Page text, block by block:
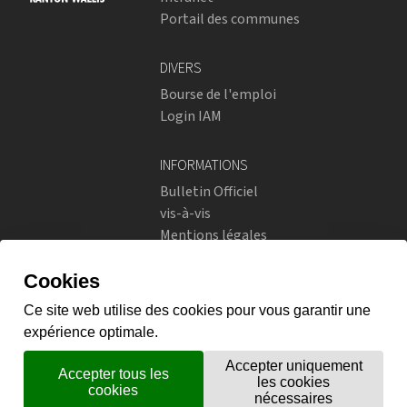
Portail des communes
DIVERS
Bourse de l'emploi
Login IAM
INFORMATIONS
Bulletin Officiel
vis-à-vis
Mentions légales
Instagram
flickr